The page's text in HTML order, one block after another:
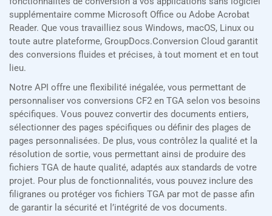
supplémentaire comme Microsoft Office ou Adobe Acrobat
Reader. Que vous travailliez sous Windows, macOS, Linux ou
toute autre plateforme, GroupDocs.Conversion Cloud garantit
des conversions fluides et précises, à tout moment et en tout
lieu.
Notre API offre une flexibilité inégalée, vous permettant de
personnaliser vos conversions CF2 en TGA selon vos besoins
spécifiques. Vous pouvez convertir des documents entiers,
sélectionner des pages spécifiques ou définir des plages de
pages personnalisées. De plus, vous contrôlez la qualité et la
résolution de sortie, vous permettant ainsi de produire des
fichiers TGA de haute qualité, adaptés aux standards de votre
projet. Pour plus de fonctionnalités, vous pouvez inclure des
filigranes ou protéger vos fichiers TGA par mot de passe afin
de garantir la sécurité et l’intégrité de vos documents.